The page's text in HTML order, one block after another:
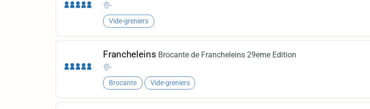
-
Vide-greniers
Francheleins Brocante de Francheleins 29eme Edition
-
Brocante Vide-greniers